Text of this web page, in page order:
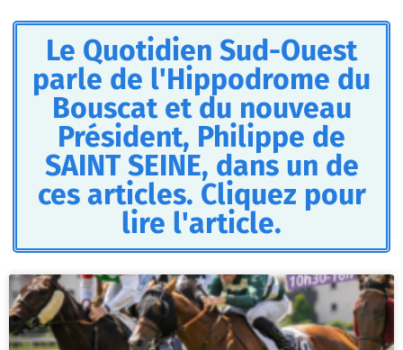
Le Quotidien Sud-Ouest
parle de l'Hippodrome du
Bouscat et du nouveau
Président, Philippe de
SAINT SEINE, dans un de
ces articles. Cliquez pour
lire l'article.